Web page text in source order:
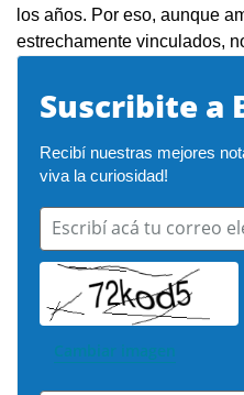
los años. Por eso, aunque
estrechamente vinculados,
Suscribite a
Recibí nuestras mejores
viva la curiosidad!
Escribí acá tu correo
Cambiar imagen